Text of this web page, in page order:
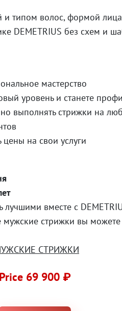
и типом волос, формой
DEMETRIUS без схем и
мастерство
уровень и станете
выполнять стрижки на
на свои услуги
лучшими вместе с
стрижки вы можете
СТРИЖКИ
Price 69 900 ₽